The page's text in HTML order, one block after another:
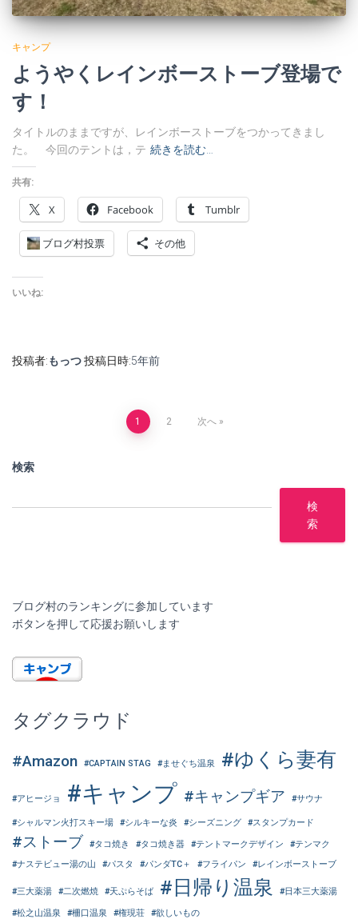
キャンプ
ようやくレインボーストーブ登場で
す！
タイトルのままですが、レインボーストーブをつかってきまし
た。 今回のテントは，テ 続きを読む…
共有:
X Facebook Tumblr
ブログ村投票 その他
いいね:
投稿者:もっつ投稿日時:5年前
稿
ジ
り
1 2 次へ
検索
検
索
ブログ村のランキングに参加しています
ボタンを押して応援お願いします
タグクラウド
#Amazon #CAPTAIN STAG #ませぐち温泉 #ゆくら妻有
#アヒージョ #キャンプ #キャンプギア #サウナ
#シャルマン火打スキー場 #シルキーな炎 #シーズニング #スタンプカード
#ストーブ #タコ焼き #タコ焼き器 #テントマークデザイン
#テンマク
#ナステビュー湯の山
#パスタ #パンダTC＋ #フライパン #レインボーストーブ
#三大薬湯 #二次燃焼 #天ぷらそば #日帰り温泉 #日本三大薬湯
#松之山温泉 #柵口温泉 #権現荘 #欲しいもの